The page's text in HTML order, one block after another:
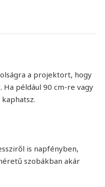
a projektort, hogy
például 90 cm-re vagy
is napfényben,
szobákban akár